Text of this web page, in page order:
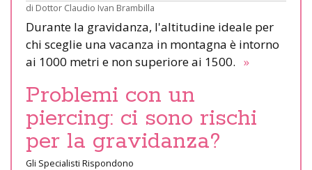
di Dottor Claudio Ivan Brambilla
Durante la gravidanza, l'altitudine ideale per
chi sceglie una vacanza in montagna è intorno
ai 1000 metri e non superiore ai 1500. »
Problemi con un
piercing: ci sono rischi
per la gravidanza?
Gli Specialisti Rispondono